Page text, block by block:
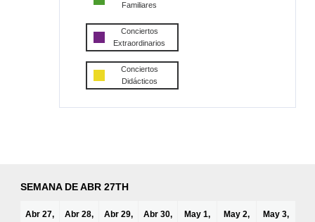
Familiares
Conciertos
Extraordinarios
Conciertos
Didácticos
SEMANA DE ABR 27TH
Abr 27,
Abr 28,
Abr 29,
Abr 30,
May 1,
May 2,
May 3,